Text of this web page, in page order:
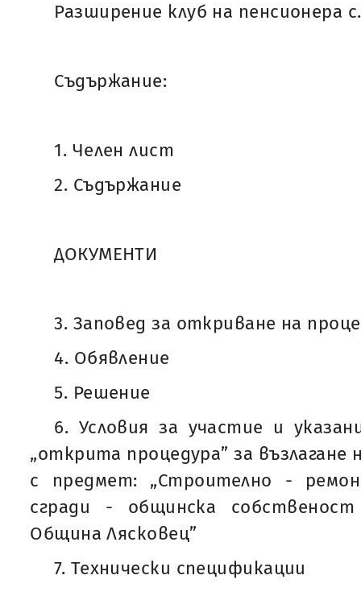
Разширение клуб на пенсионера
Съдържание:
1. Челен лист
2. Съдържание
ДОКУМЕНТИ
3. Заповед за откриване на
4. Обявление
5. Решение
6. Условия за участие и
„открита процедура” за
с предмет: „Строително -
сгради - общинска
Община Лясковец”
7. Технически спецификации